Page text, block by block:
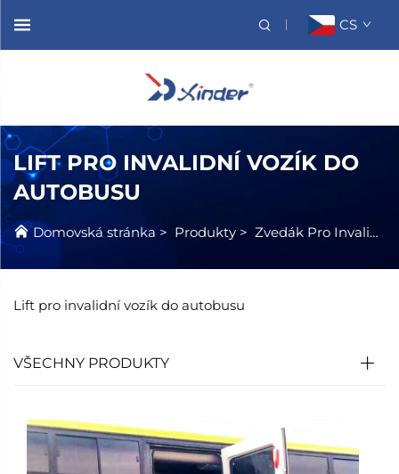
CS
LIFT PRO INVALIDNÍ VOZÍK DO
AUTOBUSU
Domovská stránka > Produkty > Zvedák Pro Invalidní Vozík
Lift pro invalidní vozík do autobusu
VŠECHNY PRODUKTY